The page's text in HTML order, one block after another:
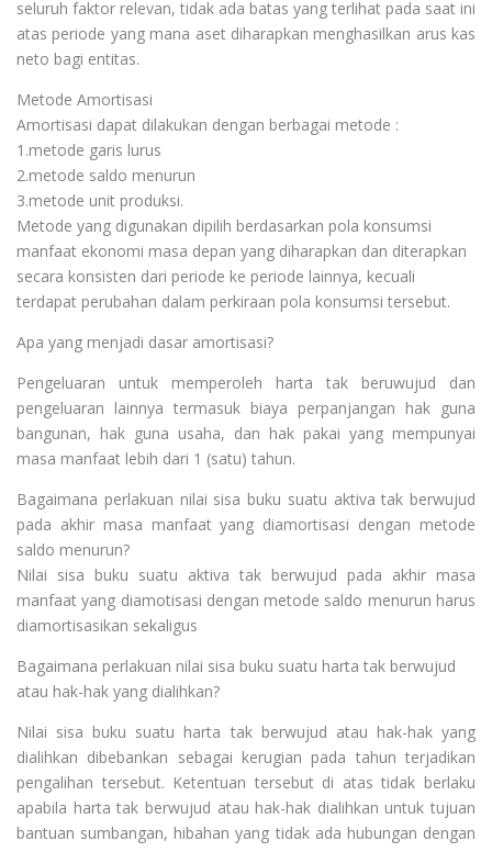
seluruh faktor relevan, tidak ada batas yang terlihat pada saat ini
atas periode yang mana aset diharapkan menghasilkan arus kas
neto bagi entitas.
Metode Amortisasi
Amortisasi dapat dilakukan dengan berbagai metode :
1.metode garis lurus
2.metode saldo menurun
3.metode unit produksi.
Metode yang digunakan dipilih berdasarkan pola konsumsi
manfaat ekonomi masa depan yang diharapkan dan diterapkan
secara konsisten dari periode ke periode lainnya, kecuali
terdapat perubahan dalam perkiraan pola konsumsi tersebut.
Apa yang menjadi dasar amortisasi?
Pengeluaran untuk memperoleh harta tak beruwujud dan
pengeluaran lainnya termasuk biaya perpanjangan hak guna
bangunan, hak guna usaha, dan hak pakai yang mempunyai
masa manfaat lebih dari 1 (satu) tahun.
Bagaimana perlakuan nilai sisa buku suatu aktiva tak berwujud
pada akhir masa manfaat yang diamortisasi dengan metode
saldo menurun?
Nilai sisa buku suatu aktiva tak berwujud pada akhir masa
manfaat yang diamotisasi dengan metode saldo menurun harus
diamortisasikan sekaligus
Bagaimana perlakuan nilai sisa buku suatu harta tak berwujud
atau hak-hak yang dialihkan?
Nilai sisa buku suatu harta tak berwujud atau hak-hak yang
dialihkan dibebankan sebagai kerugian pada tahun terjadikan
pengalihan tersebut. Ketentuan tersebut di atas tidak berlaku
apabila harta tak berwujud atau hak-hak dialihkan untuk tujuan
bantuan sumbangan, hibahan yang tidak ada hubungan dengan